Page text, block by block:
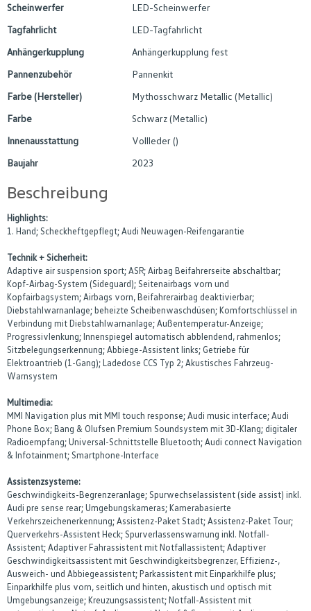
Scheinwerfer
LED-Scheinwerfer
Tagfahrlicht
LED-Tagfahrlicht
Anhängerkupplung
Anhängerkupplung fest
Pannenzubehör
Pannenkit
Farbe (Hersteller)
Mythosschwarz Metallic (Metallic)
Farbe
Schwarz (Metallic)
Innenausstattung
Vollleder ()
Baujahr
2023
Beschreibung
Highlights:
1. Hand; Scheckheftgepflegt; Audi Neuwagen-Reifengarantie
Technik + Sicherheit:
Adaptive air suspension sport; ASR; Airbag Beifahrerseite abschaltbar;
Kopf-Airbag-System (Sideguard); Seitenairbags vorn und
Kopfairbagsystem; Airbags vorn, Beifahrerairbag deaktivierbar;
Diebstahlwarnanlage; beheizte Scheibenwaschdüsen; Komfortschlüssel in
Verbindung mit Diebstahlwarnanlage; Außentemperatur-Anzeige;
Progressivlenkung; Innenspiegel automatisch abblendend, rahmenlos;
Sitzbelegungserkennung; Abbiege-Assistent links; Getriebe für
Elektroantrieb (1-Gang); Ladedose CCS Typ 2; Akustisches Fahrzeug-
Warnsystem
Multimedia:
MMI Navigation plus mit MMI touch response; Audi music interface; Audi
Phone Box; Bang & Olufsen Premium Soundsystem mit 3D-Klang; digitaler
Radioempfang; Universal-Schnittstelle Bluetooth; Audi connect Navigation
& Infotainment; Smartphone-Interface
Assistenzsysteme:
Geschwindigkeits-Begrenzeranlage; Spurwechselassistent (side assist) inkl.
Audi pre sense rear; Umgebungskameras; Kamerabasierte
Verkehrszeichenerkennung; Assistenz-Paket Stadt; Assistenz-Paket Tour;
Querverkehrs-Assistent Heck; Spurverlassenswarnung inkl. Notfall-
Assistent; Adaptiver Fahrassistent mit Notfallassistent; Adaptiver
Geschwindigkeitsassistent mit Geschwindigkeitsbegrenzer, Effizienz-,
Ausweich- und Abbiegeassistent; Parkassistent mit Einparkhilfe plus;
Einparkhilfe plus vorn, seitlich und hinten, akustisch und optisch mit
Umgebungsanzeige; Kreuzungsassistent; Notfall-Assistent mit